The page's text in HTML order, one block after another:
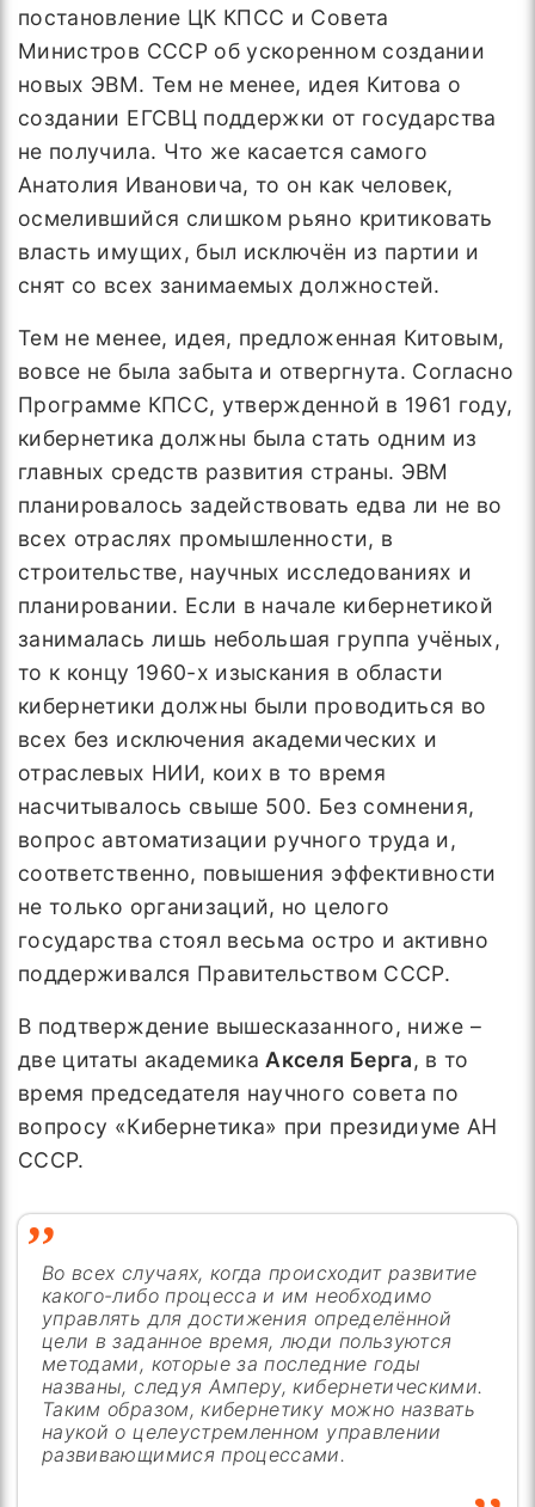
постановление ЦК КПСС и Совета
Министров СССР об ускоренном создании
новых ЭВМ. Тем не менее, идея Китова о
создании ЕГСВЦ поддержки от государства
не получила. Что же касается самого
Анатолия Ивановича, то он как человек,
осмелившийся слишком рьяно критиковать
власть имущих, был исключён из партии и
снят со всех занимаемых должностей.
Тем не менее, идея, предложенная Китовым,
вовсе не была забыта и отвергнута. Согласно
Программе КПСС, утвержденной в 1961 году,
кибернетика должны была стать одним из
главных средств развития страны. ЭВМ
планировалось задействовать едва ли не во
всех отраслях промышленности, в
строительстве, научных исследованиях и
планировании. Если в начале кибернетикой
занималась лишь небольшая группа учёных,
то к концу 1960-х изыскания в области
кибернетики должны были проводиться во
всех без исключения академических и
отраслевых НИИ, коих в то время
насчитывалось свыше 500. Без сомнения,
вопрос автоматизации ручного труда и,
соответственно, повышения эффективности
не только организаций, но целого
государства стоял весьма остро и активно
поддерживался Правительством СССР.
В подтверждение вышесказанного, ниже –
две цитаты академика Акселя Берга, в то
время председателя научного совета по
вопросу «Кибернетика» при президиуме АН
СССР.
Во всех случаях, когда происходит развитие
какого-либо процесса и им необходимо
управлять для достижения определённой
цели в заданное время, люди пользуются
методами, которые за последние годы
названы, следуя Амперу, кибернетическими.
Таким образом, кибернетику можно назвать
наукой о целеустремленном управлении
развивающимися процессами.